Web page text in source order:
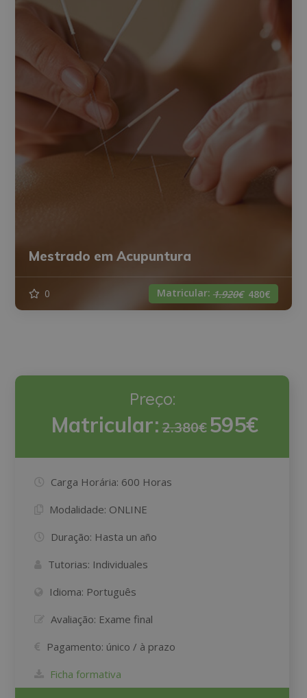
Mestrado em Acupuntura
0 Matricular: 1.920€ 480€
Preço:
Matricular:2.380€ 595€
Carga Horária: 600 Horas
Modalidade: ONLINE
Duração: Hasta un año
Tutorias: Individuales
Idioma: Português
Avaliação: Exame final
Pagamento: único / à prazo
Ficha formativa